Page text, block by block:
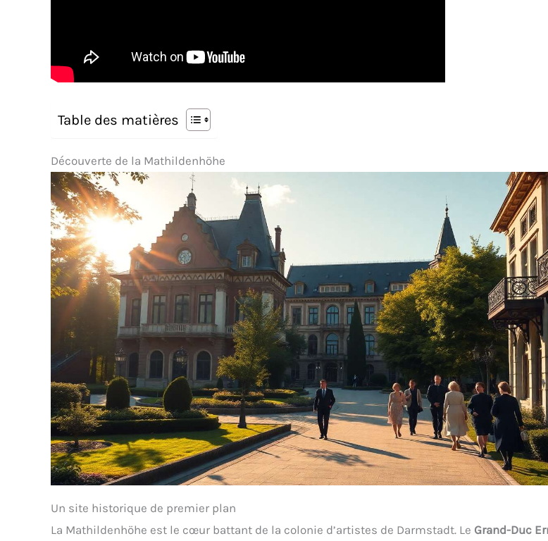
Table des matières
Découverte de la Mathildenhöhe
Un site historique de premier plan
La Mathildenhöhe est le cœur battant de la colonie d’artistes de Darmstadt. Le Grand-Duc